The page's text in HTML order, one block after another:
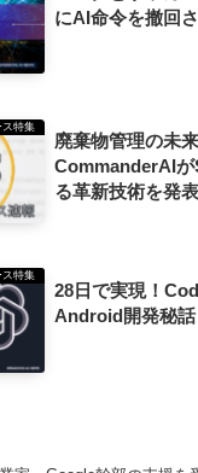
にAI命令を撤回
特集
廃棄物管理の未
CommanderAIが
る革新技術を発表
特集
28日で実現！
Android開発秘話